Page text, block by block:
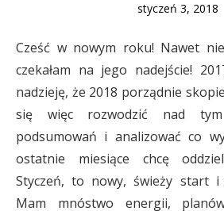
styczeń 3, 2018
Cześć w nowym roku! Nawet
czekałam na jego nadejście!
nadzieję, że 2018 porządnie
się więc rozwodzić nad
podsumowań i analizować co
ostatnie miesiące chcę
Styczeń, to nowy, świeży start
Mam mnóstwo energii,